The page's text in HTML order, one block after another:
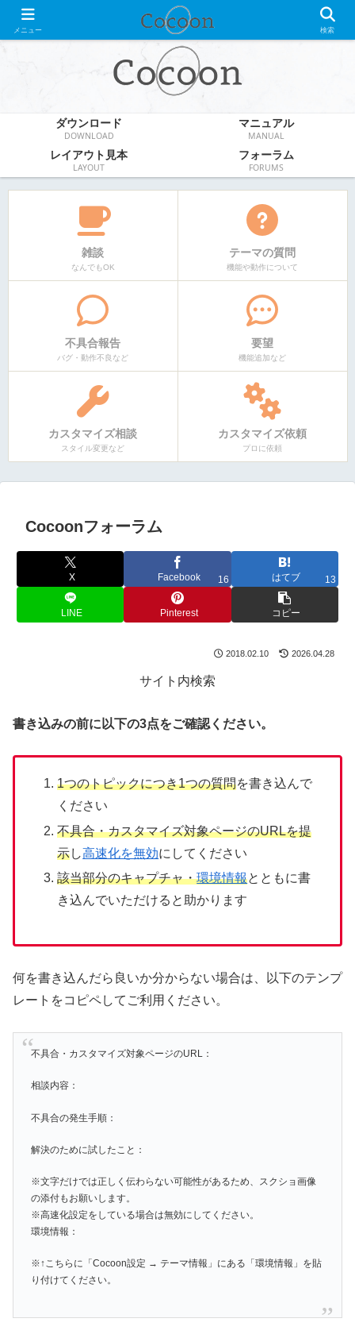
WordPress無料テーマ
ダウンロード
DOWNLOAD
マニュアル
MANUAL
レイアウト見本
LAYOUT
フォーラム
FORUMS
雑談
なんでもOK
テーマの質問
機能や動作について
不具合報告
バグ・動作不良など
要望
機能追加など
カスタマイズ相談
スタイル変更など
カスタマイズ依頼
プロに依頼
Cocoonフォーラム
X Facebook 16 はてブ 13
LINE Pinterest コピー
2018.02.10 2026.04.28
サイト内検索
書き込みの前に以下の3点をご確認ください。
1つのトピックにつき1つの質問を書き込んで
ください
不具合・カスタマイズ対象ページのURLを提
示し高速化を無効にしてください
該当部分のキャプチャ・環境情報とともに書
き込んでいただけると助かります
何を書き込んだら良いか分からない場合は、以下のテンプ
レートをコピペしてご利用ください。
不具合・カスタマイズ対象ページのURL：
相談内容：
不具合の発生手順：
解決のために試したこと：
※文字だけでは正しく伝わらない可能性があるため、スクショ画像
の添付もお願いします。
※高速化設定をしている場合は無効にしてください。
環境情報：
※↑こちらに「Cocoon設定 → テーマ情報」にある「環境情報」を貼
り付けてください。
メニュー 検索